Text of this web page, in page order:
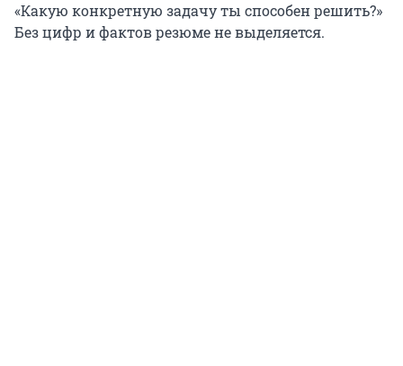
«Какую конкретную задачу ты способен решить?»
Без цифр и фактов резюме не выделяется.